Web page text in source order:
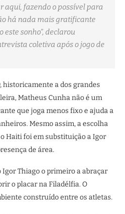
aqui, fazendo o possível para
há nada mais gratificante
sonho”, declarou
coletiva após o jogo de
historicamente a dos grandes
Matheus Cunha não é um
que joga menos fixo e ajuda a
Mesmo assim, a escolha
Haiti foi em substituição a Igor
de área.
Thiago o primeiro a abraçar
o placar na Filadélfia. O
construído entre os atletas.